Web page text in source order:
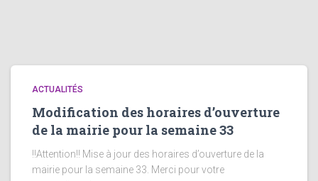
ACTUALITÉS
Modification des horaires d’ouverture
de la mairie pour la semaine 33
!!Attention!! Mise à jour des horaires d’ouverture de la
mairie pour la semaine 33. Merci pour votre